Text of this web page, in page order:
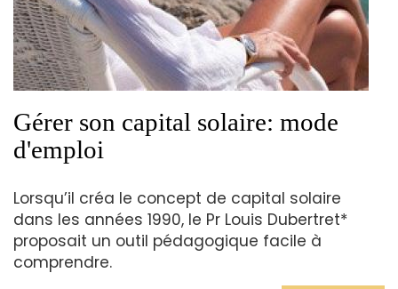
Gérer son capital solaire: mode
d'emploi
Lorsqu’il créa le concept de capital solaire
dans les années 1990, le Pr Louis Dubertret*
proposait un outil pédagogique facile à
comprendre.